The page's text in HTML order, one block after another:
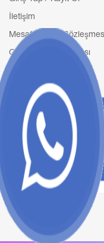
İletişim
Mesafeli Satış
Geri Ödeme Politikası
Gizlilik Sözleşmesi
Mail Bülteni
Promosyonlar ve
güncellemeler almak
kaydolun.